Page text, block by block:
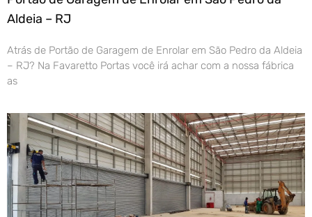
Aldeia – RJ
Atrás de Portão de Garagem de Enrolar em São Pedro da Aldeia
– RJ? Na Favaretto Portas você irá achar com a nossa fábrica
as